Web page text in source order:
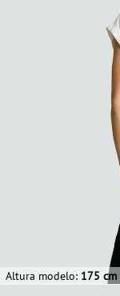
Altura modelo: 175 cm